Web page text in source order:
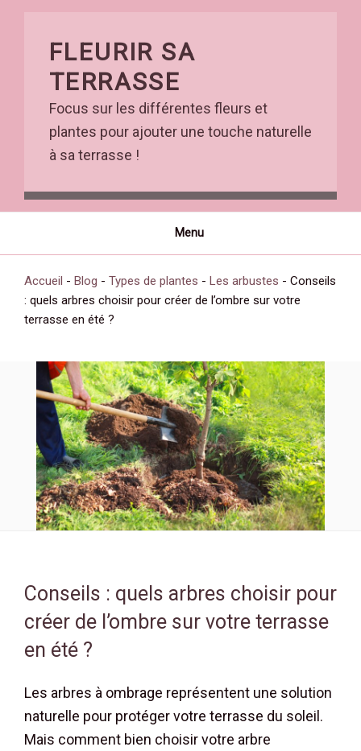
FLEURIR SA
TERRASSE
Focus sur les différentes fleurs et
plantes pour ajouter une touche naturelle
à sa terrasse !
Menu
Accueil - Blog - Types de plantes - Les arbustes - Conseils
: quels arbres choisir pour créer de l’ombre sur votre
terrasse en été ?
Conseils : quels arbres choisir pour
créer de l’ombre sur votre terrasse
en été ?
Les arbres à ombrage représentent une solution
naturelle pour protéger votre terrasse du soleil.
Mais comment bien choisir votre arbre